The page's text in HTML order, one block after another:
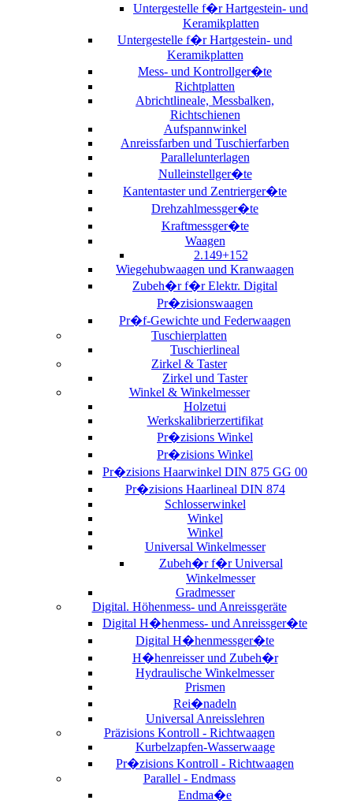
Untergestelle f�r Hartgestein- und
Keramikplatten
Untergestelle f�r Hartgestein- und
Keramikplatten
Mess- und Kontrollger�te
Richtplatten
Abrichtlineale, Messbalken,
Richtschienen
Aufspannwinkel
Anreissfarben und Tuschierfarben
Parallelunterlagen
Nulleinstellger�te
Kantentaster und Zentrierger�te
Drehzahlmessger�te
Kraftmessger�te
Waagen
2.149+152
Wiegehubwaagen und Kranwaagen
Zubeh�r f�r Elektr. Digital
Pr�zisionswaagen
Pr�f-Gewichte und Federwaagen
Tuschierplatten
Tuschierlineal
Zirkel & Taster
Zirkel und Taster
Winkel & Winkelmesser
Holzetui
Werkskalibrierzertifikat
Pr�zisions Winkel
Pr�zisions Winkel
Pr�zisions Haarwinkel DIN 875 GG 00
Pr�zisions Haarlineal DIN 874
Schlosserwinkel
Winkel
Winkel
Universal Winkelmesser
Zubeh�r f�r Universal
Winkelmesser
Gradmesser
Digital. Höhenmess- und Anreissgeräte
Digital H�henmess- und Anreissger�te
Digital H�henmessger�te
H�henreisser und Zubeh�r
Hydraulische Winkelmesser
Prismen
Rei�nadeln
Universal Anreisslehren
Präzisions Kontroll - Richtwaagen
Kurbelzapfen-Wasserwaage
Pr�zisions Kontroll - Richtwaagen
Parallel - Endmass
Endma�e